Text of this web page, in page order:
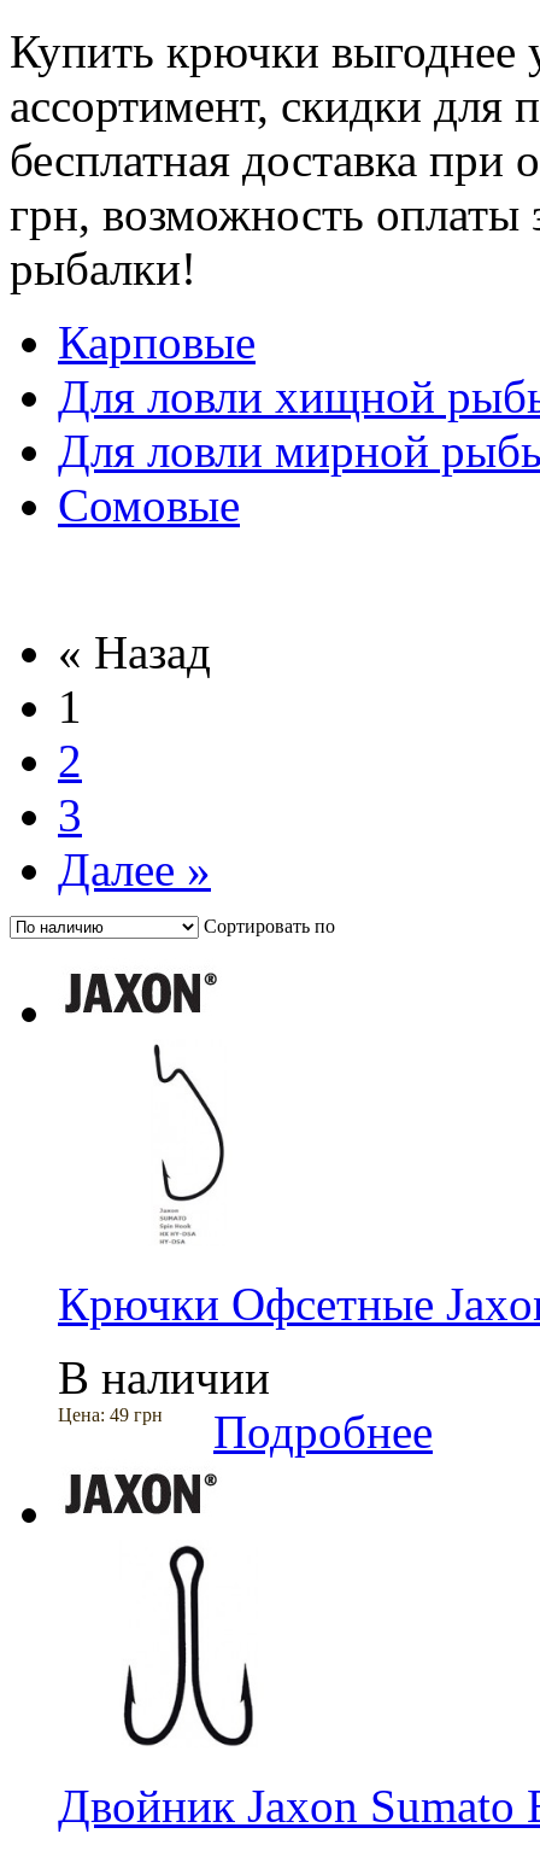
Купить крючки выгоднее
ассортимент, скидки для
бесплатная доставка
грн, возможность оплаты
рыбалки!
Карповые
Для ловли хищной
Для ловли мирной
Сомовые
« Назад
1
2
3
Далее »
Сортировать по
Крючки Офсетные
В наличии
Цена: 49 грн Подробнее
Двойник Jaxon Sumato